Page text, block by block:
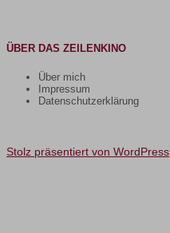
ÜBER DAS ZEILENKINO
Über mich
Impressum
Datenschutzerklärung
Stolz präsentiert von WordPress